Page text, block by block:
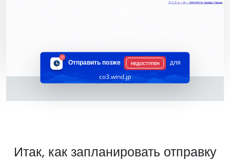
Отправить позже НЕДОСТУПЕН
для
co3.wind.jp
Итак, как запланировать отправку